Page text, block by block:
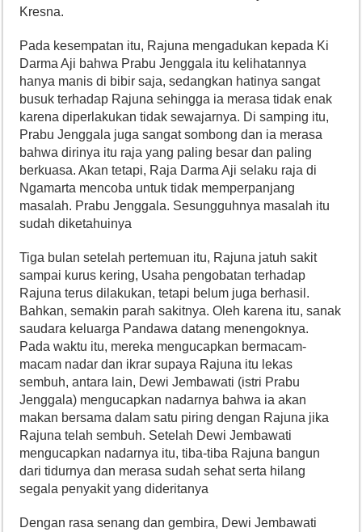
Kresna.
Pada kesempatan itu, Rajuna mengadukan kepada Ki
Darma Aji bahwa Prabu Jenggala itu kelihatannya
hanya manis di bibir saja, sedangkan hatinya sangat
busuk terhadap Rajuna sehingga ia merasa tidak enak
karena diperlakukan tidak sewajarnya. Di samping itu,
Prabu Jenggala juga sangat sombong dan ia merasa
bahwa dirinya itu raja yang paling besar dan paling
berkuasa. Akan tetapi, Raja Darma Aji selaku raja di
Ngamarta mencoba untuk tidak memperpanjang
masalah. Prabu Jenggala. Sesungguhnya masalah itu
sudah diketahuinya
Tiga bulan setelah pertemuan itu, Rajuna jatuh sakit
sampai kurus kering, Usaha pengobatan terhadap
Rajuna terus dilakukan, tetapi belum juga berhasil.
Bahkan, semakin parah sakitnya. Oleh karena itu, sanak
saudara keluarga Pandawa datang menengoknya.
Pada waktu itu, mereka mengucapkan bermacam-
macam nadar dan ikrar supaya Rajuna itu lekas
sembuh, antara lain, Dewi Jembawati (istri Prabu
Jenggala) mengucapkan nadarnya bahwa ia akan
makan bersama dalam satu piring dengan Rajuna jika
Rajuna telah sembuh. Setelah Dewi Jembawati
mengucapkan nadarnya itu, tiba-tiba Rajuna bangun
dari tidurnya dan merasa sudah sehat serta hilang
segala penyakit yang dideritanya
Dengan rasa senang dan gembira, Dewi Jembawati